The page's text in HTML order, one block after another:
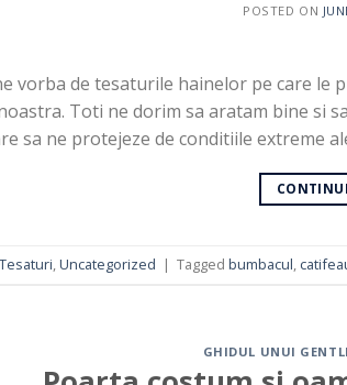
POSTED ON
vorba de tesaturile hainelor pe care le
Toti ne dorim sa aratam bine si
sa ne protejeze de conditiile extreme
Tesaturi,Uncategorized | Tagged bumbacul,
GHIDUL UNUI